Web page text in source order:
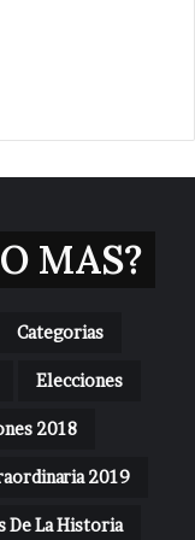
MAS?
Categorias
Elecciones
2018
2019
De La Historia